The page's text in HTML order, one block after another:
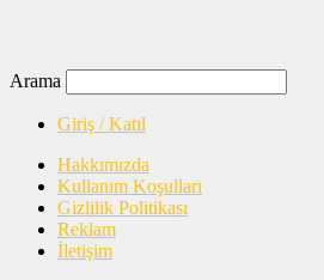
Arama
Giriş / Katıl
Hakkımızda
Kullanım Koşulları
Gizlilik Politikası
Reklam
İletişim